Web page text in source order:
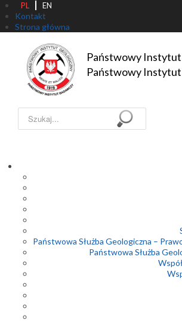
PL EN
Kontakt
Strona główna
Państwowy
Państwowy Instytut
Szukaj...
Państwowa Służba Geologiczna –
Państwowa Służba